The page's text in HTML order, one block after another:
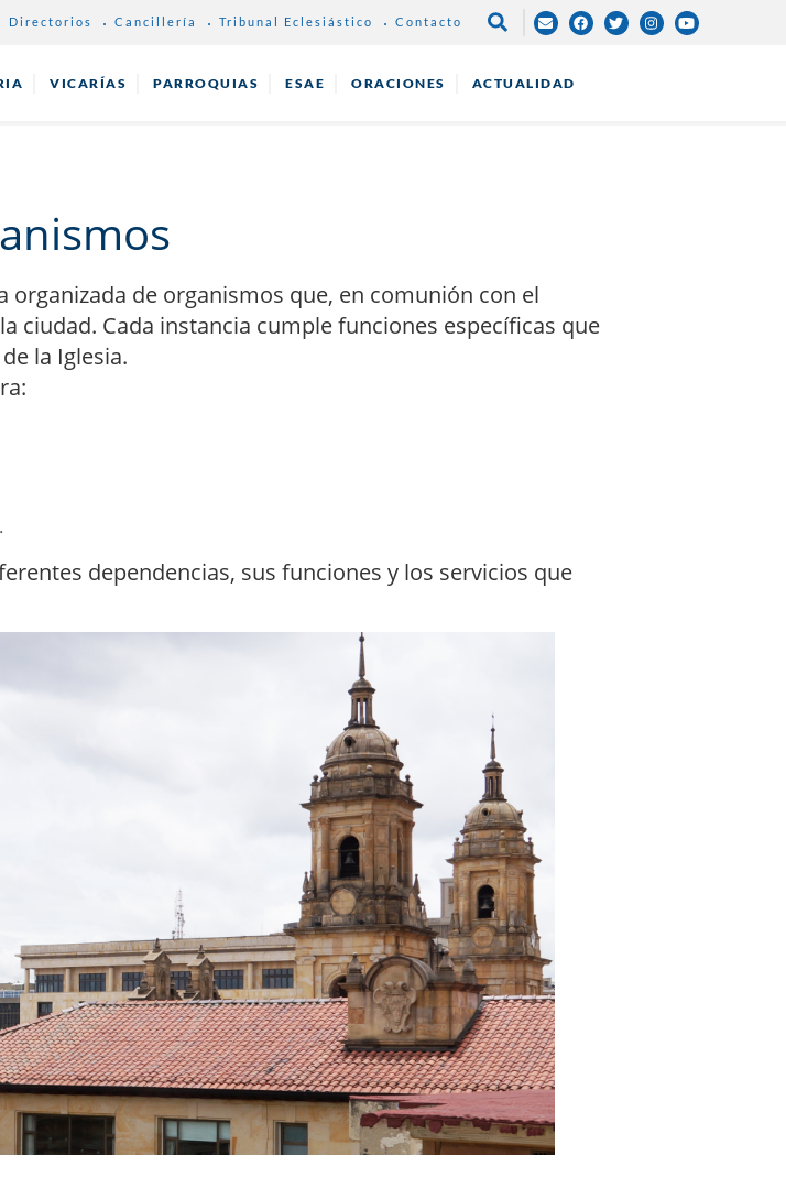
Directorios Cancillería Tribunal Eclesiástico Contacto
VICARÍAS PARROQUIAS ESAE ORACIONES ACTUALIDAD
de organismos que, en comunión con el
ciudad. Cada instancia cumple funciones específicas que
la Iglesia.
dependencias, sus funciones y los servicios que